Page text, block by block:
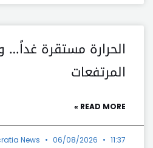
الحرارة مستقرة
المرتفعات
READ MORE »
News 06/08/2026 11:37 ص